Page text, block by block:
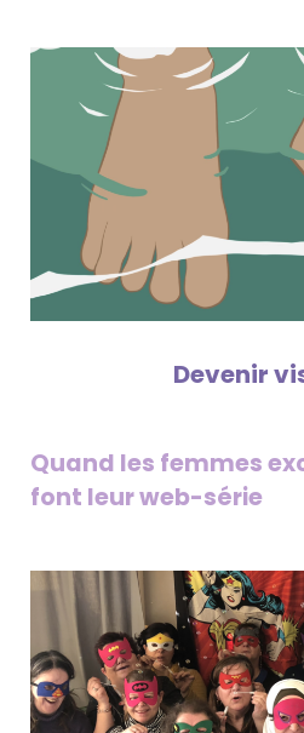
Devenir
Quand les femmes
font leur web-série